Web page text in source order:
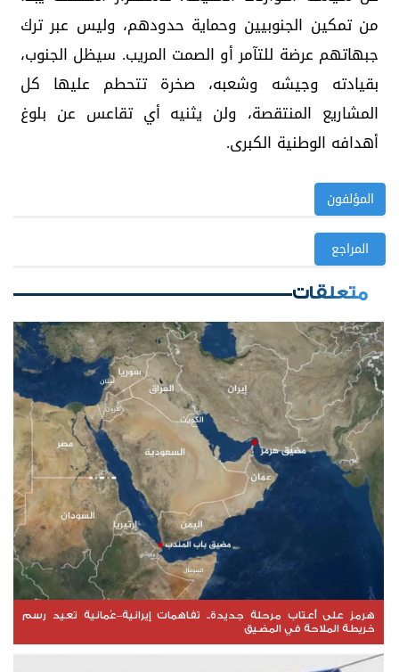
من تمكين الجنوبيين وحماية حدودهم، وليس عبر ترك
جبهاتهم عرضة للتآمر أو الصمت المريب. سيظل الجنوب،
بقيادته وجيشه وشعبه، صخرة تتحطم عليها كل
المشاريع المنتقصة، ولن يثنيه أي تقاعس عن بلوغ
أهدافه الوطنية الكبرى.
المؤلفون
المراجع
متعلقات
هرمز على أعتاب مرحلة جديدة.. تفاهمات إيرانية–عُمانية تعيد رسم
خريطة الملاحة في المضيق